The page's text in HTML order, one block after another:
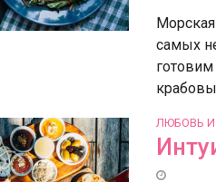
самых
ЛЮБОВЬ